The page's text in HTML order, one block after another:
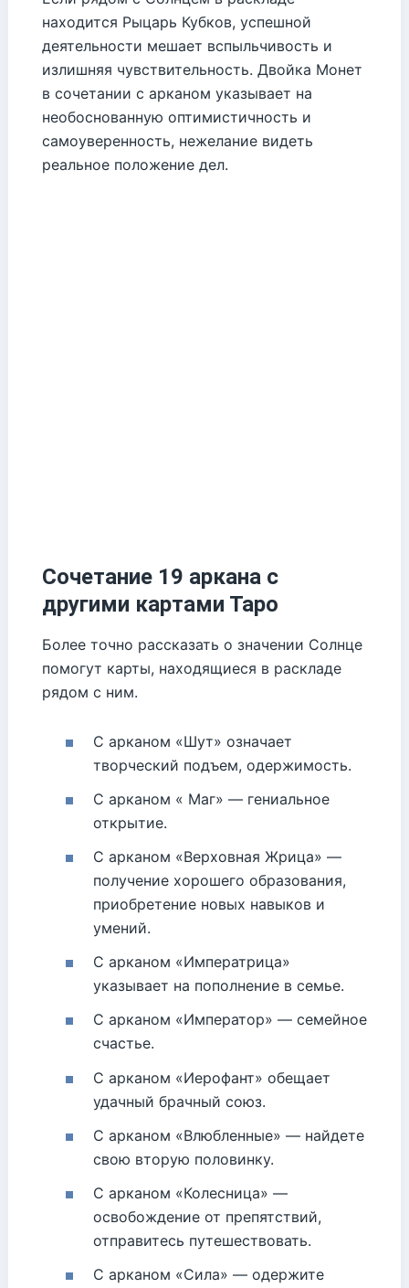
находится Рыцарь Кубков, успешной
деятельности мешает вспыльчивость и
излишняя чувствительность. Двойка Монет
в сочетании с арканом указывает на
необоснованную оптимистичность и
самоуверенность, нежелание видеть
реальное положение дел.
Сочетание 19 аркана с
другими картами Таро
Более точно рассказать о значении Солнце
помогут карты, находящиеся в раскладе
рядом с ним.
С арканом «Шут» означает
творческий подъем, одержимость.
С арканом « Маг» — гениальное
открытие.
С арканом «Верховная Жрица» —
получение хорошего образования,
приобретение новых навыков и
умений.
С арканом «Императрица»
указывает на пополнение в семье.
С арканом «Император» — семейное
счастье.
С арканом «Иерофант» обещает
удачный брачный союз.
С арканом «Влюбленные» — найдете
свою вторую половинку.
С арканом «Колесница» —
освобождение от препятствий,
отправитесь путешествовать.
С арканом «Сила» — одержите